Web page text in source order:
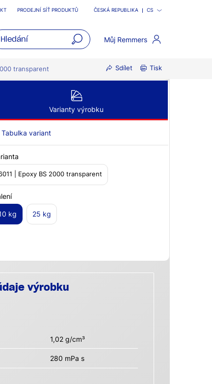
PRODEJNÍ SÍŤ PRODUKTŮ ČESKÁ REPUBLIKA CS
Můj Remmers
transparent Sdílet Tisk
Varianty výrobku
Tabulka variant
| Epoxy BS 2000 transparent
kg 25 kg
výrobku
1,02 g/cm³
280 mPa s